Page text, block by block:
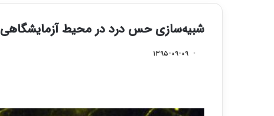
شبیه‌سازی حس درد در محیط آزمایشگاهی
۱۳۹۵-۰۹-۰۹